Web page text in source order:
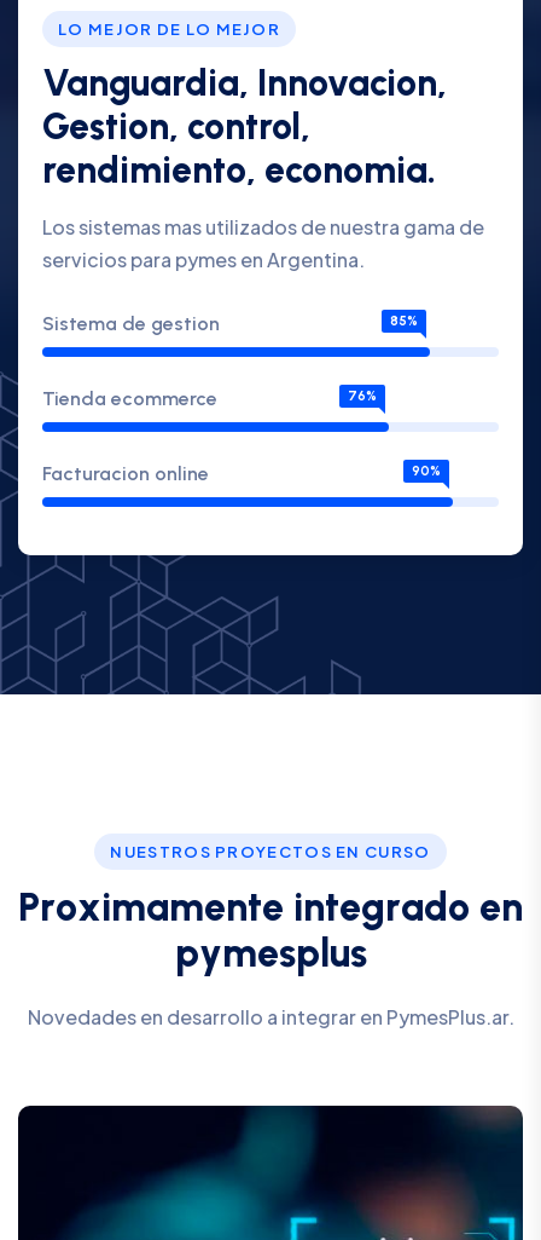
LO MEJOR DE LO MEJOR
Vanguardia, Innovacion,
Gestion, control,
rendimiento, economia.
Los sistemas mas utilizados de nuestra gama de
servicios para pymes en Argentina.
Sistema de gestion 85%
Tienda ecommerce 76%
Facturacion online 90%
NUESTROS PROYECTOS EN CURSO
Proximamente integrado en
pymesp us
Novedades en desarrollo a integrar en PymesPlus.ar.